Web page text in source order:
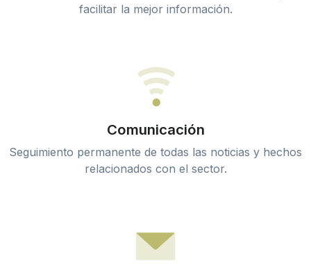
facilitar la mejor información.
Comunicación
Seguimiento permanente de todas las noticias y hechos
relacionados con el sector.